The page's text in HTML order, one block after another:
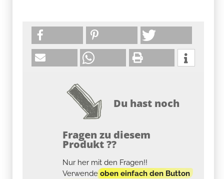
Du hast noch
Fragen zu diesem
Produkt ??
Nur her mit den Fragen!!
Verwendeoben einfach den Button